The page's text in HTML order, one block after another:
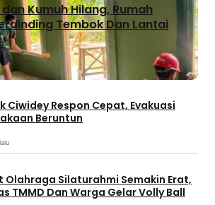
Kumuh Hilang, Rumah
Tembok Dan Lantai
Ciwidey Respon Cepat, Evakuasi
Beruntun
Olahraga Silaturahmi Semakin Erat,
TMMD Dan Warga Gelar Volly Ball